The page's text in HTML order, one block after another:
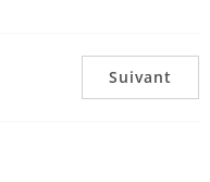
Suivant